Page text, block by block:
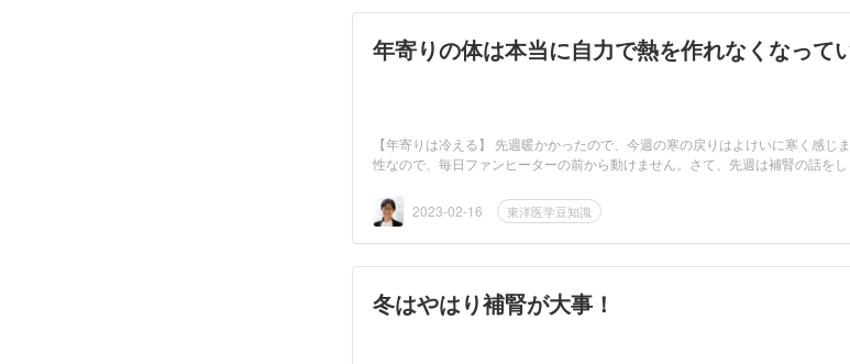
年寄りの体は本当に自力で熱を作れなくなって
【年寄りは冷える】 先週暖かかったので、今週の寒の戻りはよけいに寒く感じ
性なので、毎日ファンヒーターの前から動けません。さて、先週は補腎の話をし
2023-02-16 東洋医学豆知識
冬はやはり補腎が大事！